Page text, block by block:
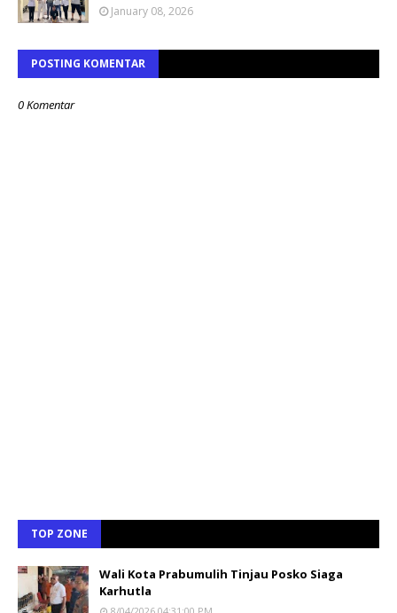
January 08, 2026
POSTING KOMENTAR
0 Komentar
TOP ZONE
Wali Kota Prabumulih Tinjau Posko Siaga
Karhutla